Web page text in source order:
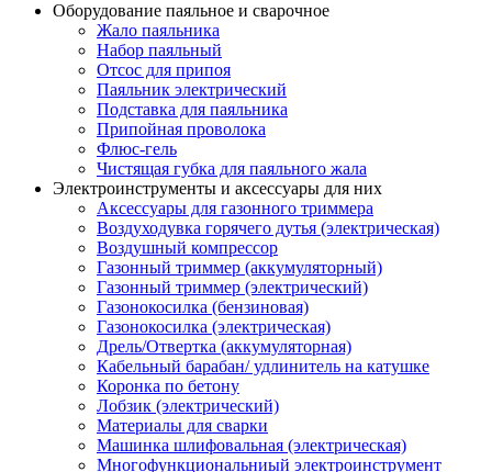
Оборудование паяльное и сварочное
Жало паяльника
Набор паяльный
Отсос для припоя
Паяльник электрический
Подставка для паяльника
Припойная проволока
Флюс-гель
Чистящая губка для паяльного жала
Электроинструменты и аксессуары для них
Аксессуары для газонного триммера
Воздуходувка горячего дутья (электрическая)
Воздушный компрессор
Газонный триммер (аккумуляторный)
Газонный триммер (электрический)
Газонокосилка (бензиновая)
Газонокосилка (электрическая)
Дрель/Отвертка (аккумуляторная)
Кабельный барабан/ удлинитель на катушке
Коронка по бетону
Лобзик (электрический)
Материалы для сварки
Машинка шлифовальная (электрическая)
Многофункциональниый электроинструмент